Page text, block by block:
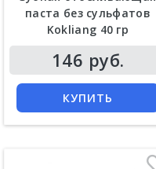
паста без сульфатов
Kokliang 40 гр
146 руб.
КУПИТЬ